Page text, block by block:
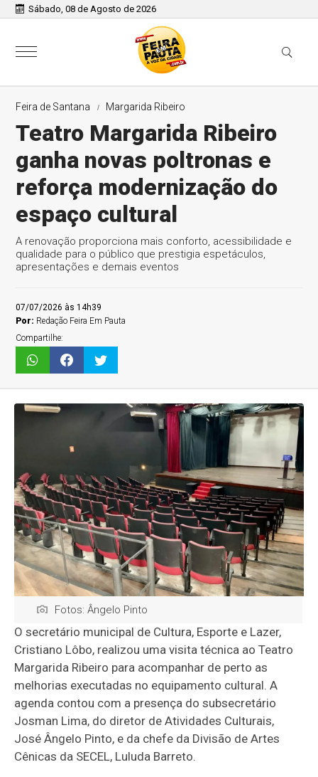
Sábado, 08 de Agosto de 2026
Feira de Santana Margarida Ribeiro
Teatro Margarida Ribeiro
ganha novas poltronas e
reforça modernização do
espaço cultural
A renovação proporciona mais conforto, acessibilidade e
qualidade para o público que prestigia espetáculos,
apresentações e demais eventos
07/07/2026 às 14h39
Por: Redação Feira Em Pauta
Compartilhe:
Fotos: Ângelo Pinto
O secretário municipal de Cultura, Esporte e Lazer,
Cristiano Lôbo, realizou uma visita técnica ao Teatro
Margarida Ribeiro para acompanhar de perto as
melhorias executadas no equipamento cultural. A
agenda contou com a presença do subsecretário
Josman Lima, do diretor de Atividades Culturais,
José Ângelo Pinto, e da chefe da Divisão de Artes
Cênicas da SECEL, Luluda Barreto.